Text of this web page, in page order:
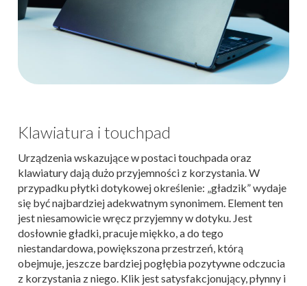
Klawiatura i touchpad
Urządzenia wskazujące w postaci touchpada oraz
klawiatury dają dużo przyjemności z korzystania. W
przypadku płytki dotykowej określenie: „gładzik” wydaje
się być najbardziej adekwatnym synonimem. Element ten
jest niesamowicie wręcz przyjemny w dotyku. Jest
dosłownie gładki, pracuje miękko, a do tego
niestandardowa, powiększona przestrzeń, którą
obejmuje, jeszcze bardziej pogłębia pozytywne odczucia
z korzystania z niego. Klik jest satysfakcjonujący, płynny i